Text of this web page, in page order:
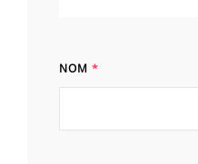
NOM *